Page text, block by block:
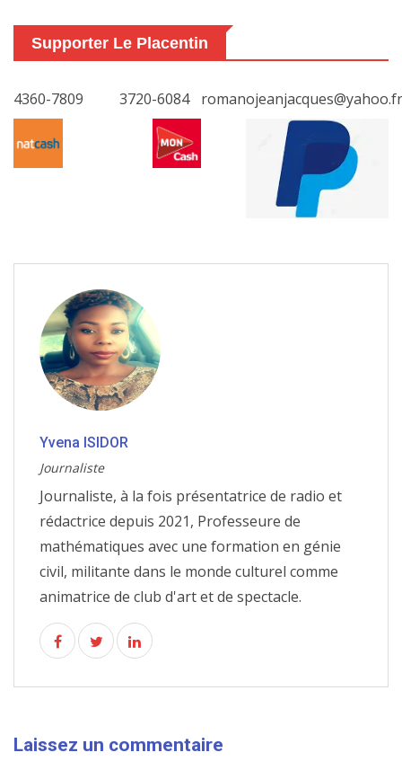
Supporter Le Placentin
4360-7809 3720-6084 romanojeanjacques@yahoo.fr
Yvena ISIDOR
Journaliste
Journaliste, à la fois présentatrice de radio et
rédactrice depuis 2021, Professeure de
mathématiques avec une formation en génie
civil, militante dans le monde culturel comme
animatrice de club d'art et de spectacle.
Laissez un commentaire